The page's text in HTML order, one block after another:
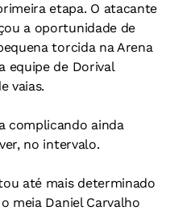
etapa. O atacante
a oportunidade de
torcida na Arena
equipe de Dorival
vaias.
complicando ainda
no intervalo.
até mais determinado
meia Daniel Carvalho